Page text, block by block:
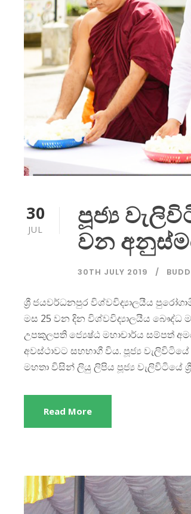
30
JUL
පූජ්‍ය
වන
30TH JULY 2019
ශ්‍රී ජයවර්ධනපුර විශ්වවිද්‍යාලයීය
මස 25 වන දින විශ්වවිද්‍යාලයීය බෞද්ධ
උපකුලපති ජ්‍යෙෂ්ඨ මහාචාර්ය සම්පත්
අවස්ථාවට සහභාගී විය. පූජ්‍ය
මහතා විසින් ලියු ලිපිය පූජ්‍ය වැලිවිටියේ
Read More